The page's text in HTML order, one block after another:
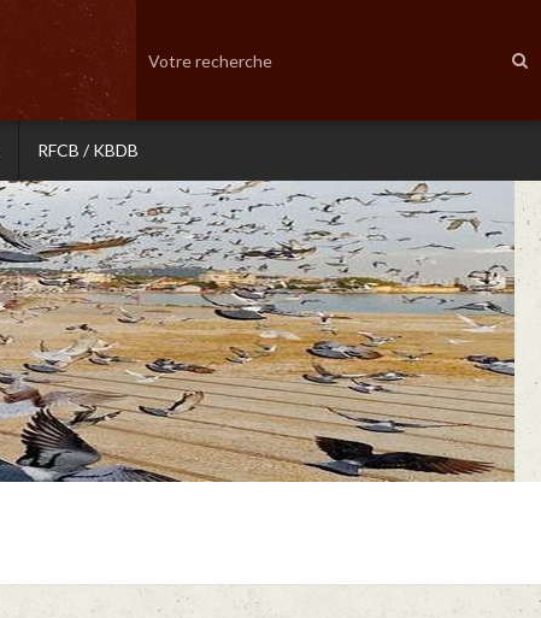
RFCB / KBDB